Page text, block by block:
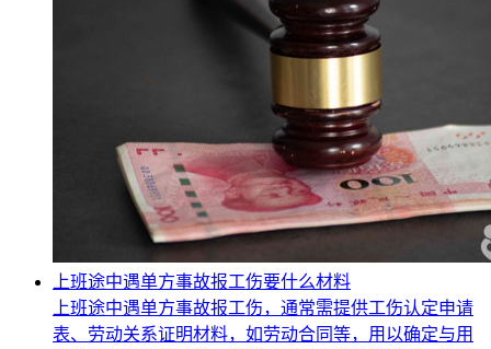
上班途中遇单方事故报工伤要什么材料
上班途中遇单方事故报工伤，通常需提供工伤认定申请
表、劳动关系证明材料，如劳动合同等，用以确定与用